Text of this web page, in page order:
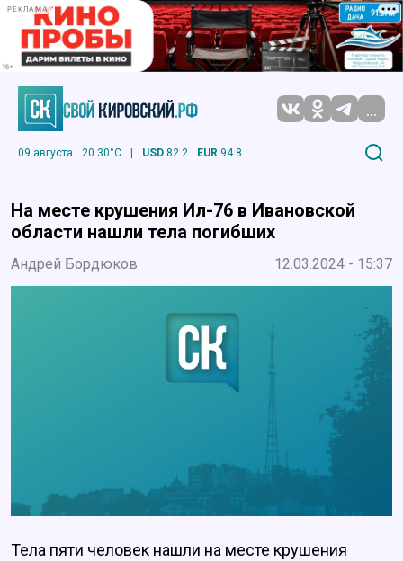
РЕКЛАМА
...
09 августа 20.30°C | USD 82.2 EUR 94.8
На месте крушения Ил-76 в Ивановской
области нашли тела погибших
Андрей Бордюков 12.03.2024 - 15:37
Тела пяти человек нашли на месте крушения